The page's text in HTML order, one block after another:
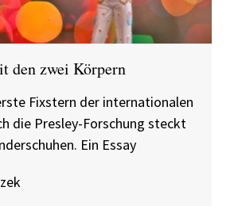
den zwei Körpern
Fixstern der internationalen
die Presley-Forschung steckt
Ein Essay